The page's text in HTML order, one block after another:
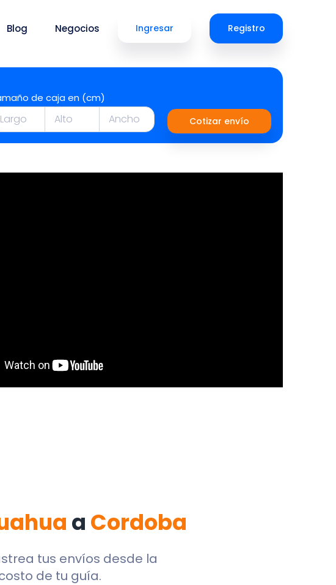
Blog Negocios Ingresar Registro
de caja en (cm)
Cotizar envío
a Cordoba
tus envíos desde la
de tu guía.